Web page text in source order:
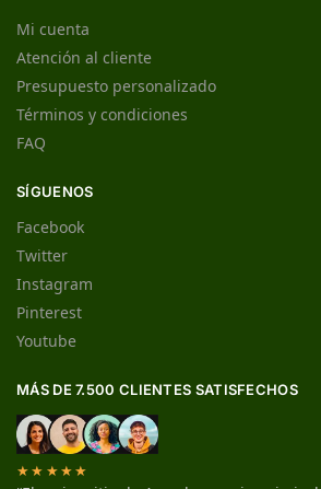
Mi cuenta
Atención al cliente
Presupuesto personalizado
Términos y condiciones
FAQ
SÍGUENOS
Facebook
Twitter
Instagram
Pinterest
Youtube
MÁS DE 7.500 CLIENTES SATISFECHOS
★★★★★